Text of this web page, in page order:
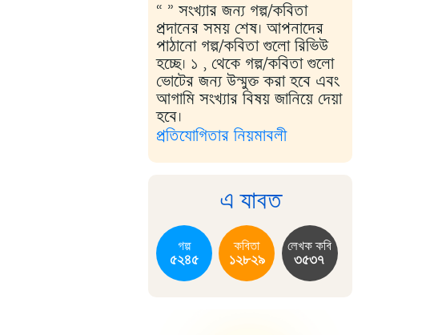
“ ” সংখ্যার জন্য গল্প/কবিতা
প্রদানের সময় শেষ। আপনাদের
পাঠানো গল্প/কবিতা গুলো রিভিউ
হচ্ছে। ১ , থেকে গল্প/কবিতা গুলো
ভোটের জন্য উন্মুক্ত করা হবে এবং
আগামি সংখ্যার বিষয় জানিয়ে দেয়া
হবে।
প্রতিযোগিতার নিয়মাবলী
এ যাবত
গল্প
৫২৪৫
কবিতা
১২৮২৯
লেখক কবি
৩৫৩৭